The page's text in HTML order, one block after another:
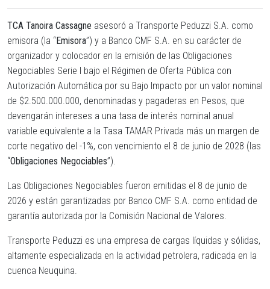
TCA Tanoira Cassagne asesoró a Transporte Peduzzi S.A. como
emisora (la “Emisora”) y a Banco CMF S.A. en su carácter de
organizador y colocador en la emisión de las Obligaciones
Negociables Serie I bajo el Régimen de Oferta Pública con
Autorización Automática por su Bajo Impacto por un valor nominal
de $2.500.000.000, denominadas y pagaderas en Pesos, que
devengarán intereses a una tasa de interés nominal anual
variable equivalente a la Tasa TAMAR Privada más un margen de
corte negativo del -1%, con vencimiento el 8 de junio de 2028 (las
“Obligaciones Negociables”).
Las Obligaciones Negociables fueron emitidas el 8 de junio de
2026 y están garantizadas por Banco CMF S.A. como entidad de
garantía autorizada por la Comisión Nacional de Valores.
Transporte Peduzzi es una empresa de cargas líquidas y sólidas,
altamente especializada en la actividad petrolera, radicada en la
cuenca Neuquina.